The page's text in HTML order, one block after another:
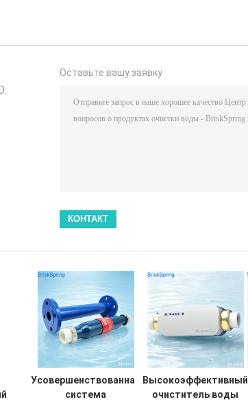
Оставьте вашу заявку
Усовершенствованная
система
Высокоэффективный
очиститель воды